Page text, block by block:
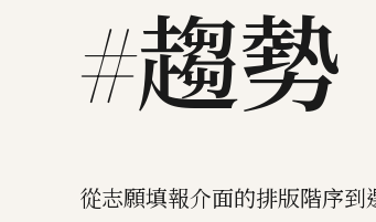
#趨勢
從志願填報介面的排版階序